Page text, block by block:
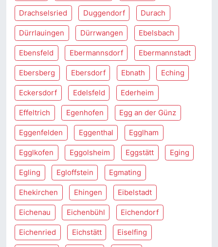
Drachselsried Duggendorf Durach
Dürrlauingen Dürrwangen Ebelsbach
Ebensfeld Ebermannsdorf Ebermannstadt
Ebersberg Ebersdorf Ebnath Eching
Eckersdorf Edelsfeld Ederheim
Effeltrich Egenhofen Egg an der Günz
Eggenfelden Eggenthal Egglham
Egglkofen Eggolsheim Eggstätt Eging
Egling Egloffstein Egmating
Ehekirchen Ehingen Eibelstadt
Eichenau Eichenbühl Eichendorf
Eichenried Eichstätt Eiselfing